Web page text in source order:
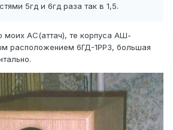
5гд и 6гд раза так в 1,5.
моих АС(аттач), те корпуса АШ-
расположением 6ГД-1РРЗ, большая